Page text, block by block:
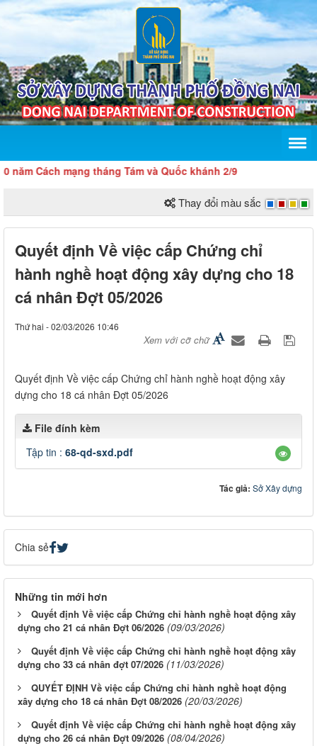
Cách mạng tháng Tám và Quốc khánh 2/9
Thay đổi màu sắc
Quyết định Về việc cấp Chứng chỉ
hành nghề hoạt động xây dựng cho 18
cá nhân Đợt 05/2026
Thứ hai - 02/03/2026 10:46
Xem với cỡ chữ
Quyết định Về việc cấp Chứng chỉ hành nghề hoạt động xây
dựng cho 18 cá nhân Đợt 05/2026
File đính kèm
Tập tin : 68-qd-sxd.pdf
Tác giả: Sở Xây dựng
Chia sẻ
Những tin mới hơn
Quyết định Về việc cấp Chứng chỉ hành nghề hoạt động xây
dựng cho 21 cá nhân Đợt 06/2026 (09/03/2026)
Quyết định Về việc cấp Chứng chỉ hành nghề hoạt động xây
dựng cho 33 cá nhân đợt 07/2026 (11/03/2026)
QUYẾT ĐỊNH Về việc cấp Chứng chỉ hành nghề hoạt động
xây dựng cho 18 cá nhân Đợt 08/2026 (20/03/2026)
Quyết định Về việc cấp Chứng chỉ hành nghề hoạt động xây
dựng cho 26 cá nhân Đợt 09/2026 (08/04/2026)